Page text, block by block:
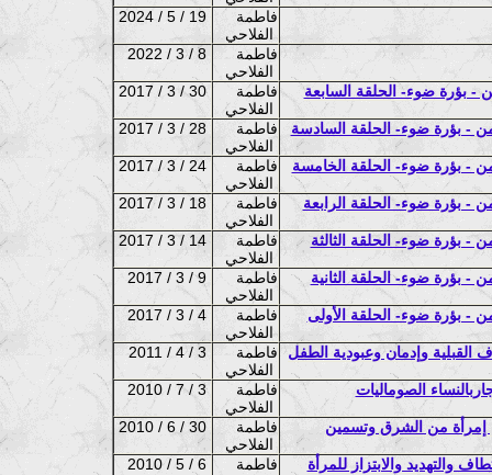
2024 / 5 / 19
فاطمة
2022 / 3 / 8
فاطمة
2017 / 3 / 30
فاطمة
- بؤرة ضوء- الحلقة السابعة
2017 / 3 / 28
فاطمة
من - بؤرة ضوء- الحلقة السادسة
2017 / 3 / 24
فاطمة
من - بؤرة ضوء- الحلقة الخامسة
2017 / 3 / 18
فاطمة
- بؤرة ضوء- الحلقة الرابعة
2017 / 3 / 14
فاطمة
- بؤرة ضوء- الحلقة الثالثة
2017 / 3 / 9
فاطمة
- بؤرة ضوء- الحلقة الثانية
2017 / 3 / 4
فاطمة
- بؤرة ضوء- الحلقة الأولى
2011 / 4 / 3
فاطمة
القبلية وإدمان وعبودية الطفل
2010 / 7 / 3
فاطمة
الصوماليات
2010 / 6 / 30
فاطمة
من إمرأة من الشرق وتسمين
2010 / 5 / 6
فاطمة
والتهديد والابتزاز للمرأة